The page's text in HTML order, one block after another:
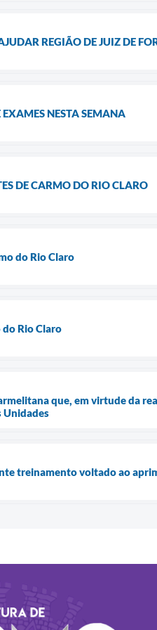
REGIÃO DE JUIZ DE
NESTA SEMANA
DE CARMO DO RIO CLARO
do Rio Claro
Rio Claro
que, em virtude da
Unidades
treinamento voltado ao